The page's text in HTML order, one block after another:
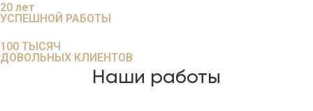
20 лет
УСПЕШНОЙ РАБОТЫ
100 ТЫСЯЧ
ДОВОЛЬНЫХ КЛИЕНТОВ
Наши работы